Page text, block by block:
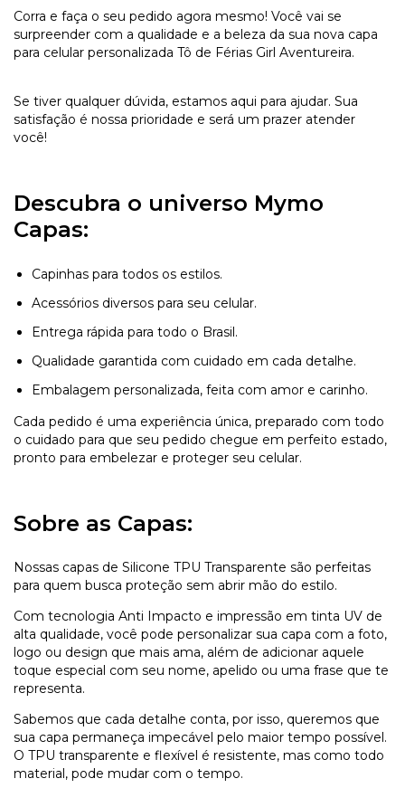
Corra e faça o seu pedido agora mesmo! Você vai se
surpreender com a qualidade e a beleza da sua nova capa
para celular personalizada Tô de Férias Girl Aventureira.
Se tiver qualquer dúvida, estamos aqui para ajudar. Sua
satisfação é nossa prioridade e será um prazer atender
você!
Descubra o universo Mymo
Capas:
Capinhas para todos os estilos.
Acessórios diversos para seu celular.
Entrega rápida para todo o Brasil.
Qualidade garantida com cuidado em cada detalhe.
Embalagem personalizada, feita com amor e carinho.
Cada pedido é uma experiência única, preparado com todo
o cuidado para que seu pedido chegue em perfeito estado,
pronto para embelezar e proteger seu celular.
Sobre as Capas:
Nossas capas de Silicone TPU Transparente são perfeitas
para quem busca proteção sem abrir mão do estilo.
Com tecnologia Anti Impacto e impressão em tinta UV de
alta qualidade, você pode personalizar sua capa com a foto,
logo ou design que mais ama, além de adicionar aquele
toque especial com seu nome, apelido ou uma frase que te
representa.
Sabemos que cada detalhe conta, por isso, queremos que
sua capa permaneça impecável pelo maior tempo possível.
O TPU transparente e flexível é resistente, mas como todo
material, pode mudar com o tempo.